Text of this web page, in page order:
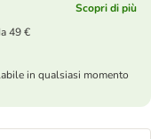
Scopri di più
49 €
in qualsiasi momento